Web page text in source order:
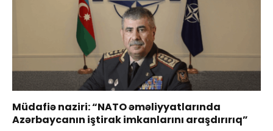
Müdafiə naziri: “NATO əməliyyatlarında
Azərbaycanın iştirak imkanlarını araşdırırıq”